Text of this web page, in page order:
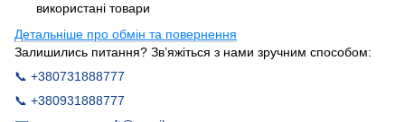
використані товари
Детальніше про обмін та повернення
Залишились питання? Зв’яжіться з нами зручним способом:
📞 +380731888777
📞 +380931888777